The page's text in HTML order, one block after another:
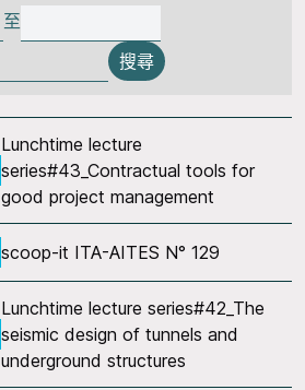
至
搜尋
Lunchtime lecture
series#43_Contractual tools for
good project management
scoop-it ITA-AITES N° 129
Lunchtime lecture series#42_The
seismic design of tunnels and
underground structures